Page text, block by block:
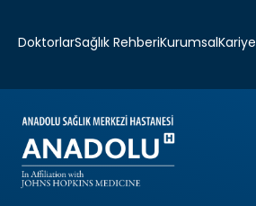
DoktorlarSağlık RehberiKurumsal